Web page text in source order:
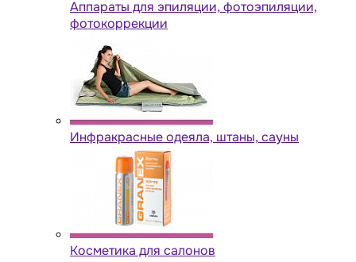
Аппараты для эпиляции, фотоэпиляции,
фотокоррекции
Инфракрасные одеяла, штаны, сауны
Косметика для салонов